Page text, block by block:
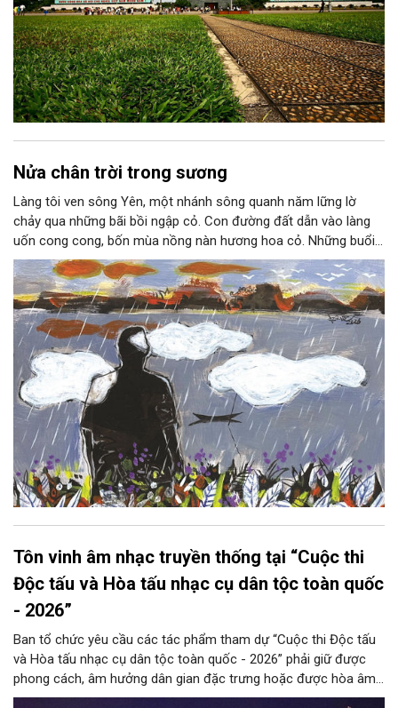
Nửa chân trời trong sương
Làng tôi ven sông Yên, một nhánh sông quanh năm lững lờ
chảy qua những bãi bồi ngập cỏ. Con đường đất dẫn vào làng
uốn cong cong, bốn mùa nồng nàn hương hoa cỏ. Những buổi
hoàng hôn, khi nắng đã dịu xuống phía cuối sông, đám hoa tím
lại thẫm màu như có ai vừa rắc lên một lớp khói.
Tôn vinh âm nhạc truyền thống tại “Cuộc thi
Độc tấu và Hòa tấu nhạc cụ dân tộc toàn quốc
- 2026”
Ban tổ chức yêu cầu các tác phẩm tham dự “Cuộc thi Độc tấu
và Hòa tấu nhạc cụ dân tộc toàn quốc - 2026” phải giữ được
phong cách, âm hưởng dân gian đặc trưng hoặc được hòa âm,
phối khí mới trên nền tảng làn điệu âm nhạc truyền thống Việt